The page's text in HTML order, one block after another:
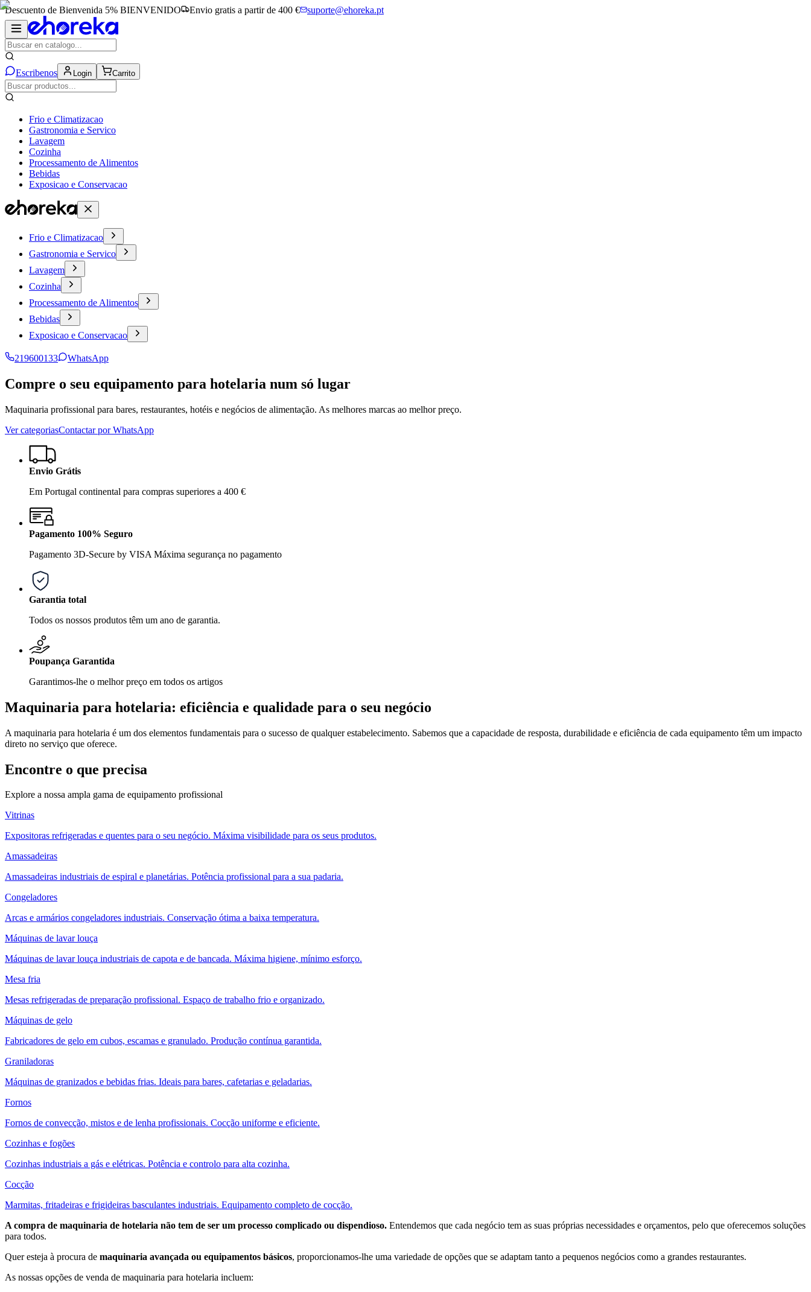
Descuento de Bienvenida 5% BIENVENIDO Envio gratis a partir de 400 € suporte@ehoreka.pt
Escribenos Login Carrito
Frio e Climatizacao
Gastronomia e Servico
Lavagem
Cozinha
Processamento de Alimentos
Bebidas
Exposicao e Conservacao
Frio e Climatizacao
Gastronomia e Servico
Lavagem
Cozinha
Processamento de Alimentos
Bebidas
Exposicao e Conservacao
219600133 WhatsApp
Compre o seu equipamento para hotelaria num só lugar
Maquinaria profissional para bares, restaurantes, hotéis e negócios de alimentação. As melhores marcas ao melhor preço.
Ver categoriasContactar por WhatsApp
Envio Grátis
Em Portugal continental para compras superiores a 400 €
Pagamento 100% Seguro
Pagamento 3D-Secure by VISA Máxima segurança no pagamento
Garantia total
Todos os nossos produtos têm um ano de garantia.
Poupança Garantida
Garantimos-lhe o melhor preço em todos os artigos
Maquinaria para hotelaria: eficiência e qualidade para o seu negócio
A maquinaria para hotelaria é um dos elementos fundamentais para o sucesso de qualquer estabelecimento. Sabemos que a capacidade de resposta, durabilidade e eficiência de cada equipamento têm um impacto
direto no serviço que oferece.
Encontre o que precisa
Explore a nossa ampla gama de equipamento profissional
Vitrinas
Expositoras refrigeradas e quentes para o seu negócio. Máxima visibilidade para os seus produtos.
Amassadeiras
Amassadeiras industriais de espiral e planetárias. Potência profissional para a sua padaria.
Congeladores
Arcas e armários congeladores industriais. Conservação ótima a baixa temperatura.
Máquinas de lavar louça
Máquinas de lavar louça industriais de capota e de bancada. Máxima higiene, mínimo esforço.
Mesa fria
Mesas refrigeradas de preparação profissional. Espaço de trabalho frio e organizado.
Máquinas de gelo
Fabricadores de gelo em cubos, escamas e granulado. Produção contínua garantida.
Graniladoras
Máquinas de granizados e bebidas frias. Ideais para bares, cafetarias e geladarias.
Fornos
Fornos de convecção, mistos e de lenha profissionais. Cocção uniforme e eficiente.
Cozinhas e fogões
Cozinhas industriais a gás e elétricas. Potência e controlo para alta cozinha.
Cocção
Marmitas, fritadeiras e frigideiras basculantes industriais. Equipamento completo de cocção.
A compra de maquinaria de hotelaria não tem de ser um processo complicado ou dispendioso. Entendemos que cada negócio tem as suas próprias necessidades e orçamentos, pelo que oferecemos soluções
para todos.
Quer esteja à procura de maquinaria avançada ou equipamentos básicos, proporcionamos-lhe uma variedade de opções que se adaptam tanto a pequenos negócios como a grandes restaurantes.
As nossas opções de venda de maquinaria para hotelaria incluem: